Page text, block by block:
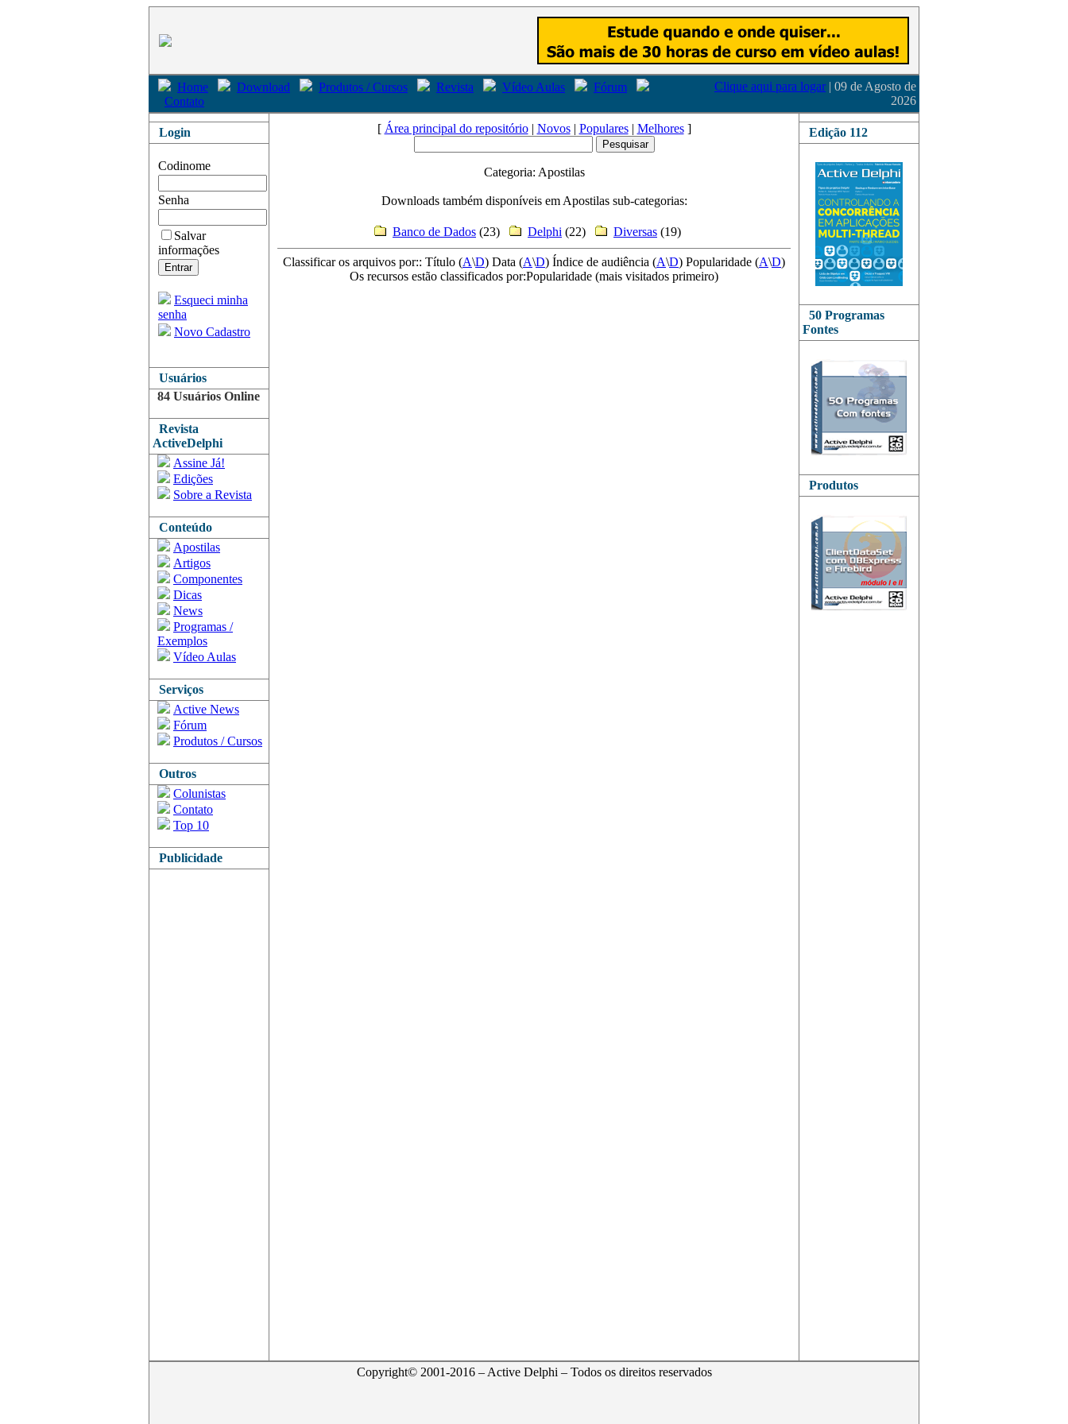
Home Download Produtos / Cursos Revista Vídeo Aulas
Fórum
Contato
Clique aqui para logar | 09 de Agosto de
2026
Login
Codinome
Senha
Salvar
informações
Esqueci minha
senha
Novo Cadastro
Usuários
84 Usuários Online
Revista
ActiveDelphi
Assine Já!
Edições
Sobre a Revista
Conteúdo
Apostilas
Artigos
Componentes
Dicas
News
Programas /
Exemplos
Vídeo Aulas
Serviços
Active News
Fórum
Produtos / Cursos
Outros
Colunistas
Contato
Top 10
Publicidade
[ Área principal do repositório| Novos| Populares| Melhores]
Categoria: Apostilas
Downloads também disponíveis em Apostilas sub-categorias:
Banco de Dados (23) Delphi (22) Diversas (19)
Classificar os arquivos por:: Título (A\D) Data (A\D) Índice de audiência (A\D) Popularidade (A\D)
Os recursos estão classificados por:Popularidade (mais visitados primeiro)
Edição 112
50 Programas
Fontes
Produtos
Copyright© 2001-2016 – Active Delphi – Todos os direitos reservados